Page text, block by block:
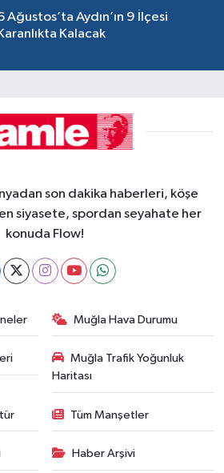
Ağustos’ta Aydın’ın 9 İlçesi
Kalacak
son dakika haberleri, köşe
siyasete, spordan seyahate her
konuda Flow!
Muğla Hava Durumu
Muğla Trafik Yoğunluk
Haritası
Tüm Manşetler
Haber Arşivi